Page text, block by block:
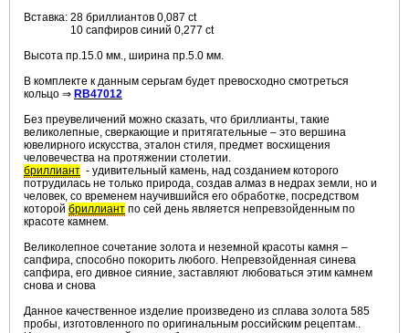
Вставка: 28 бриллиантов 0,087 ct
10 сапфиров синий 0,277 ct
Высота пр.15.0 мм., ширина пр.5.0 мм.
В комплекте к данным серьгам будет превосходно смотреться
кольцо ⇒ RB47012
Без преувеличений можно сказать, что бриллианты, такие
великолепные, сверкающие и притягательные – это вершина
ювелирного искусства, эталон стиля, предмет восхищения
человечества на протяжении столетии.
бриллиант - удивительный камень, над созданием которого
потрудилась не только природа, создав алмаз в недрах земли, но и
человек, со временем научившийся его обработке, посредством
которой бриллиант по сей день является непревзойденным по
красоте камнем.
Великолепное сочетание золота и неземной красоты камня –
сапфира, способно покорить любого. Непревзойденная синева
сапфира, его дивное сияние, заставляют любоваться этим камнем
снова и снова
Данное качественное изделие произведено из сплава золота 585
пробы, изготовленного по оригинальным российским рецептам..